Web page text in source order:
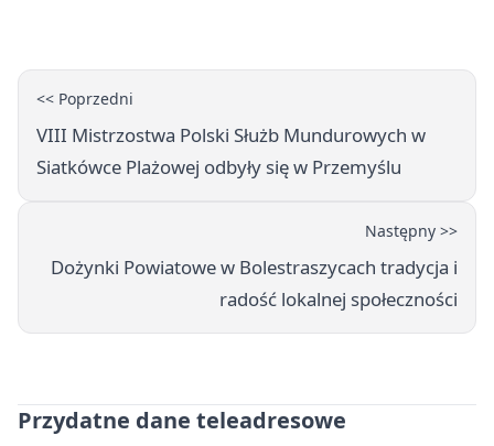
<< Poprzedni
VIII Mistrzostwa Polski Służb Mundurowych w
Siatkówce Plażowej odbyły się w Przemyślu
Następny >>
Dożynki Powiatowe w Bolestraszycach tradycja i
radość lokalnej społeczności
Przydatne dane teleadresowe